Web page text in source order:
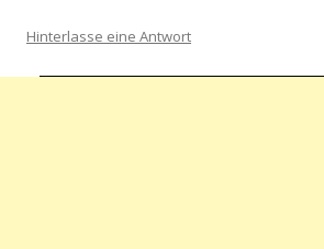
Hinterlasse eine Antwort